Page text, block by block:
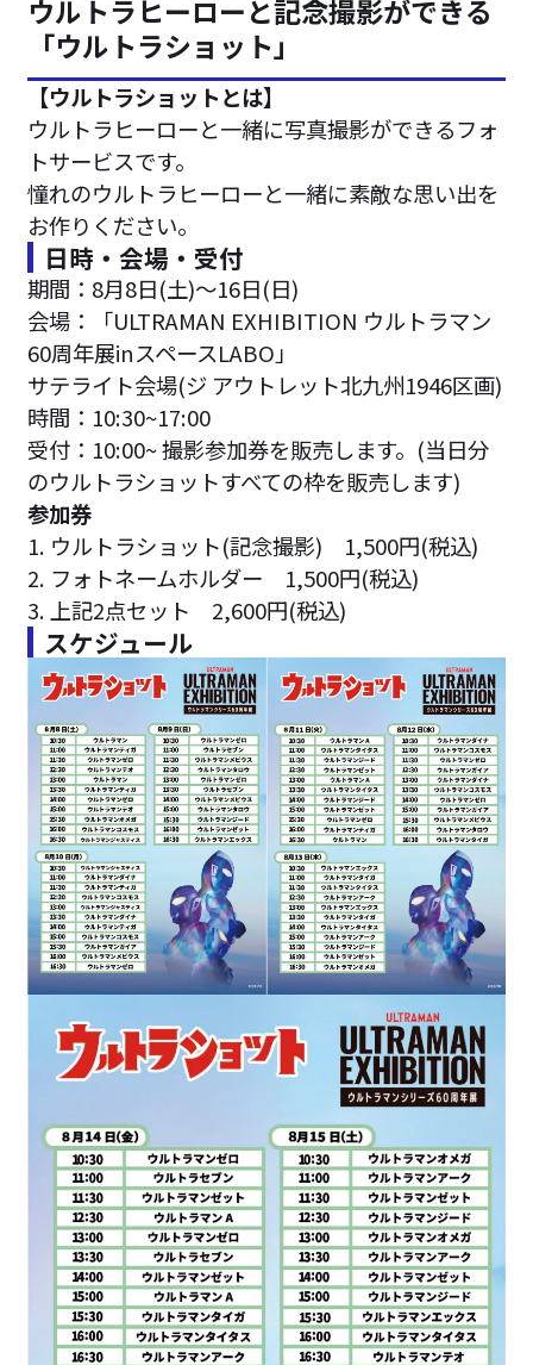
ウルトラヒーローと記念撮影ができる
「ウルトラショット」
【ウルトラショットとは】
ウルトラヒーローと一緒に写真撮影ができるフォ
トサービスです。
憧れのウルトラヒーローと一緒に素敵な思い出を
お作りください。
日時・会場・受付
期間：8月8日(土)〜16日(日)
会場：「ULTRAMAN EXHIBITION ウルトラマン
60周年展inスペースLABO」
サテライト会場(ジ アウトレット北九州1946区画)
時間：10:30~17:00
受付：10:00~ 撮影参加券を販売します。(当日分
のウルトラショットすべての枠を販売します)
参加券
1. ウルトラショット(記念撮影) 1,500円(税込)
2. フォトネームホルダー 1,500円(税込)
3. 上記2点セット 2,600円(税込)
スケジュール